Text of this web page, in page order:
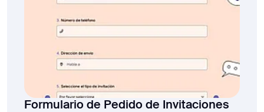
Formulario de Pedido de Invitaciones